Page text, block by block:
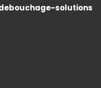
solutions